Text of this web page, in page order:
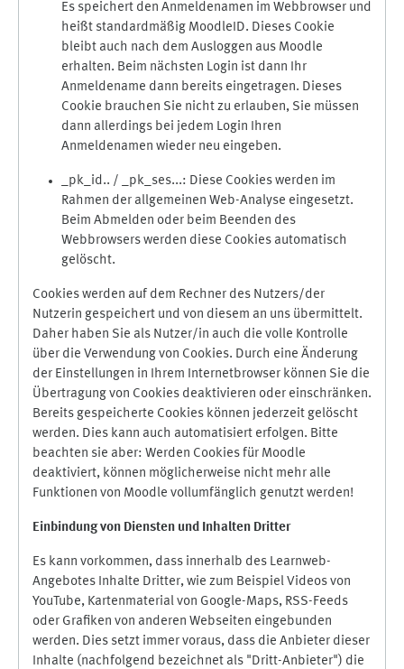
Es speichert den Anmeldenamen im Webbrowser und
heißt standardmäßig MoodleID. Dieses Cookie
bleibt auch nach dem Ausloggen aus Moodle
erhalten. Beim nächsten Login ist dann Ihr
Anmeldename dann bereits eingetragen. Dieses
Cookie brauchen Sie nicht zu erlauben, Sie müssen
dann allerdings bei jedem Login Ihren
Anmeldenamen wieder neu eingeben.
_pk_id.. / _pk_ses...: Diese Cookies werden im
Rahmen der allgemeinen Web-Analyse eingesetzt.
Beim Abmelden oder beim Beenden des
Webbrowsers werden diese Cookies automatisch
gelöscht.
Cookies werden auf dem Rechner des Nutzers/der
Nutzerin gespeichert und von diesem an uns übermittelt.
Daher haben Sie als Nutzer/in auch die volle Kontrolle
über die Verwendung von Cookies. Durch eine Änderung
der Einstellungen in Ihrem Internetbrowser können Sie die
Übertragung von Cookies deaktivieren oder einschränken.
Bereits gespeicherte Cookies können jederzeit gelöscht
werden. Dies kann auch automatisiert erfolgen. Bitte
beachten sie aber: Werden Cookies für Moodle
deaktiviert, können möglicherweise nicht mehr alle
Funktionen von Moodle vollumfänglich genutzt werden!
Einbindung von Diensten und Inhalten Dritter
Es kann vorkommen, dass innerhalb des Learnweb-
Angebotes Inhalte Dritter, wie zum Beispiel Videos von
YouTube, Kartenmaterial von Google-Maps, RSS-Feeds
oder Grafiken von anderen Webseiten eingebunden
werden. Dies setzt immer voraus, dass die Anbieter dieser
Inhalte (nachfolgend bezeichnet als "Dritt-Anbieter") die